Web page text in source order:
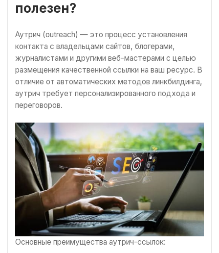
полезен?
Аутрич (outreach) — это процесс установления
контакта с владельцами сайтов, блогерами,
журналистами и другими веб-мастерами с целью
размещения качественной ссылки на ваш ресурс. В
отличие от автоматических методов линкбилдинга,
аутрич требует персонализированного подхода и
переговоров.
Основные преимущества аутрич-ссылок: